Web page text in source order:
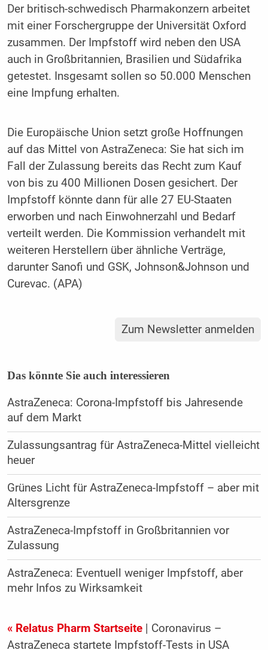
Der britisch-schwedisch Pharmakonzern arbeitet
mit einer Forschergruppe der Universität Oxford
zusammen. Der Impfstoff wird neben den USA
auch in Großbritannien, Brasilien und Südafrika
getestet. Insgesamt sollen so 50.000 Menschen
eine Impfung erhalten.
Die Europäische Union setzt große Hoffnungen
auf das Mittel von AstraZeneca: Sie hat sich im
Fall der Zulassung bereits das Recht zum Kauf
von bis zu 400 Millionen Dosen gesichert. Der
Impfstoff könnte dann für alle 27 EU-Staaten
erworben und nach Einwohnerzahl und Bedarf
verteilt werden. Die Kommission verhandelt mit
weiteren Herstellern über ähnliche Verträge,
darunter Sanofi und GSK, Johnson&Johnson und
Curevac. (APA)
Zum Newsletter anmelden
Das könnte Sie auch interessieren
AstraZeneca: Corona-Impfstoff bis Jahresende
auf dem Markt
Zulassungsantrag für AstraZeneca-Mittel vielleicht
heuer
Grünes Licht für AstraZeneca-Impfstoff – aber mit
Altersgrenze
AstraZeneca-Impfstoff in Großbritannien vor
Zulassung
AstraZeneca: Eventuell weniger Impfstoff, aber
mehr Infos zu Wirksamkeit
« Relatus Pharm Startseite| Coronavirus –
AstraZeneca startete Impfstoff-Tests in USA